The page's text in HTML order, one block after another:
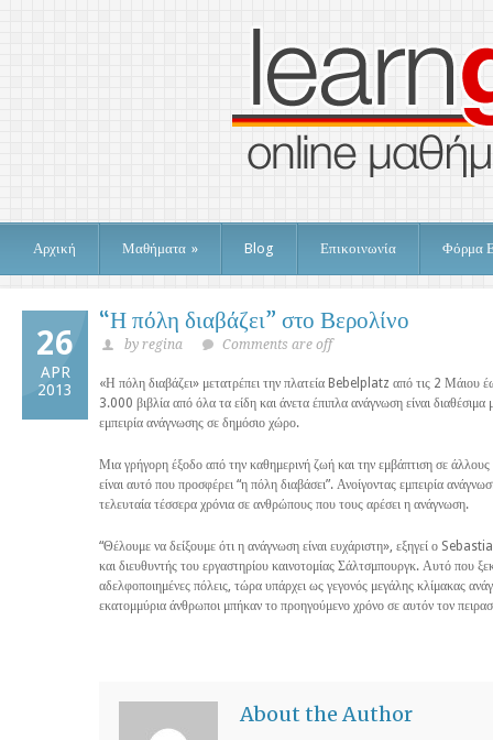
Αρχική Μαθήματα » Blog Επικοινωνία Φόρμα
26
APR
2013
“Η πόλη διαβάζει” στο Βερολίνο
by regina Comments are off
«Η πόλη διαβάζει» μετατρέπει την πλατεία Bebelplatz από τις 2 Μάιου
3.000 βιβλία από όλα τα είδη και άνετα έπιπλα ανάγνωση είναι
εμπειρία ανάγνωσης σε δημόσιο χώρο.
Μια γρήγορη έξοδο από την καθημερινή ζωή και την εμβάπτιση σε
είναι αυτό που προσφέρει “η πόλη διαβάσει”. Ανοίγοντας εμπειρία
τελευταία τέσσερα χρόνια σε ανθρώπους που τους αρέσει η ανάγνωση.
“Θέλουμε να δείξουμε ότι η ανάγνωση είναι ευχάριστη», εξηγεί ο
και διευθυντής του εργαστηρίου καινοτομίας Σάλτσμπουργκ. Αυτό που
αδελφοποιημένες πόλεις, τώρα υπάρχει ως γεγονός μεγάλης κλίμακας
εκατομμύρια άνθρωποι μπήκαν το προηγούμενο χρόνο σε αυτόν τον
About the Author